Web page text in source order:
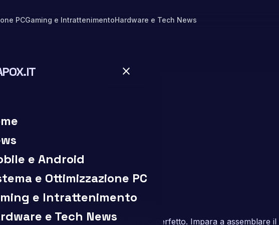
PCGaming e IntrattenimentoHardware e Tech News
close
e Android
e Ottimizzazione PC
e Intrattenimento
e Tech News
dei componenti al montaggio del PC perfetto. Impara a assemblare